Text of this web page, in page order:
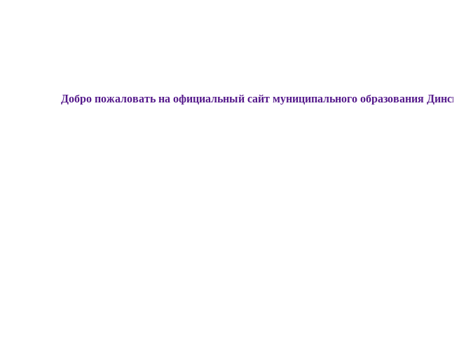
Добро пожаловать на официальный сайт муниципального образования Динской район